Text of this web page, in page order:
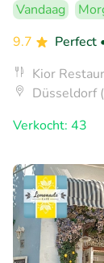
Vandaag
9.7
Perfect
Kior
Düsseldorf
Verkocht: 43